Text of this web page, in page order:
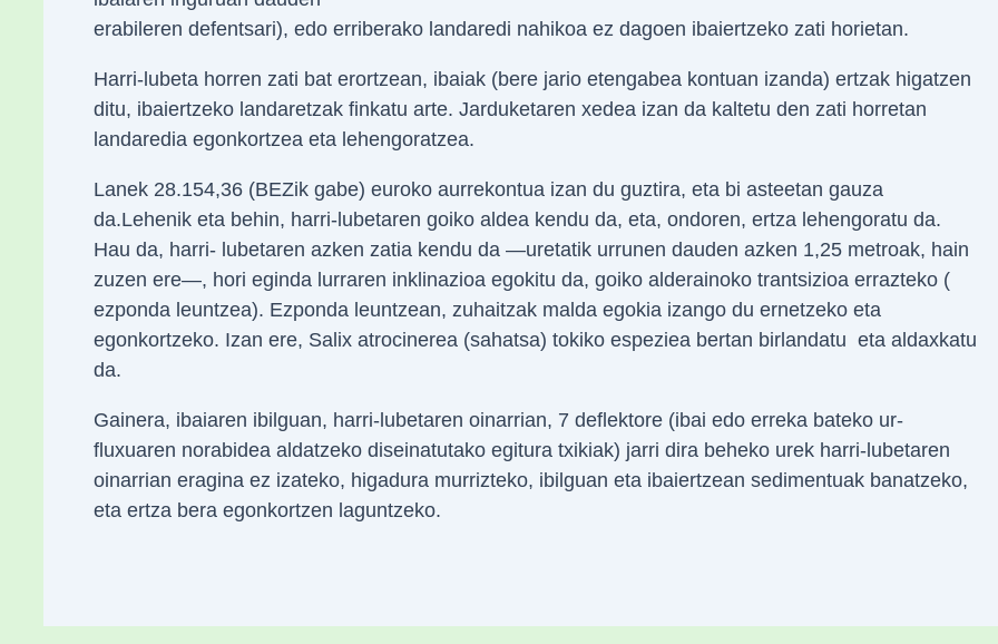
erabileren defentsari), edo erriberako landaredi nahikoa ez dagoen ibaiertzeko zati horietan.
Harri-lubeta horren zati bat erortzean, ibaiak (bere jario etengabea kontuan izanda) ertzak higatzen
ditu, ibaiertzeko landaretzak finkatu arte. Jarduketaren xedea izan da kaltetu den zati horretan
landaredia egonkortzea eta lehengoratzea.
Lanek 28.154,36 (BEZik gabe) euroko aurrekontua izan du guztira, eta bi asteetan gauza
da.Lehenik eta behin, harri-lubetaren goiko aldea kendu da, eta, ondoren, ertza lehengoratu da.
Hau da, harri- lubetaren azken zatia kendu da —uretatik urrunen dauden azken 1,25 metroak, hain
zuzen ere—, hori eginda lurraren inklinazioa egokitu da, goiko alderainoko trantsizioa errazteko (
ezponda leuntzea). Ezponda leuntzean, zuhaitzak malda egokia izango du ernetzeko eta
egonkortzeko. Izan ere, Salix atrocinerea (sahatsa) tokiko espeziea bertan birlandatu eta aldaxkatu
da.
Gainera, ibaiaren ibilguan, harri-lubetaren oinarrian, 7 deflektore (ibai edo erreka bateko ur-
fluxuaren norabidea aldatzeko diseinatutako egitura txikiak) jarri dira beheko urek harri-lubetaren
oinarrian eragina ez izateko, higadura murrizteko, ibilguan eta ibaiertzean sedimentuak banatzeko,
eta ertza bera egonkortzen laguntzeko.